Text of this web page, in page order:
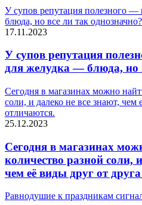
У супов репутация полезного
блюда, но все ли так однозначно?
17.11.2023
У супов репутация
для желудка — блюда, но
Сегодня в магазинах можно
соли, и далеко не все знают, чем
отличаются.
25.12.2023
Сегодня в магазинах
количество разной соли,
чем её виды друг от
Равнодушие к праздникам